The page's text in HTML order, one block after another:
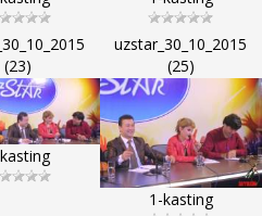
(23)
uzstar_30_10_2015
(25)
1-kasting